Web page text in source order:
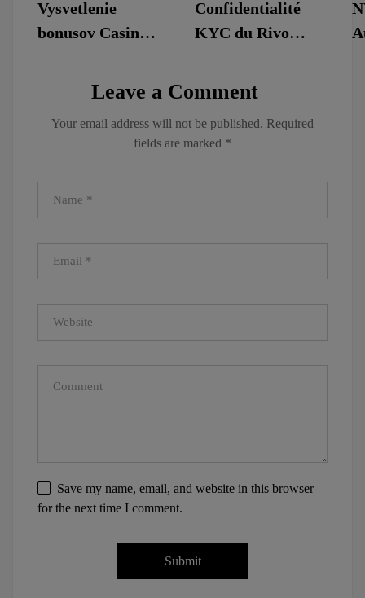
Vysvetlenie
bonusov Casino
forme free
Confidentialité
KYC du Rivo
Leave a Comment
Your email address will not be published. Required
fields are marked *
Save my name, email, and website in this browser
for the next time I comment.